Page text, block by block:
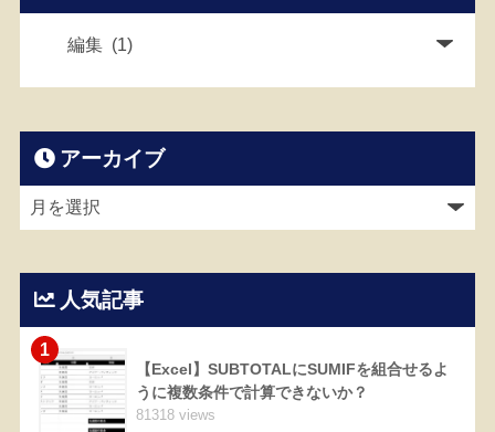
アーカイブ
人気記事
1
【Excel】SUBTOTALにSUMIFを組合せるよ
うに複数条件で計算できないか？
81318 views